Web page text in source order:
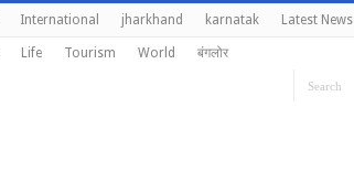
International jharkhand karnatak Latest News
Life Tourism World बंगलोर